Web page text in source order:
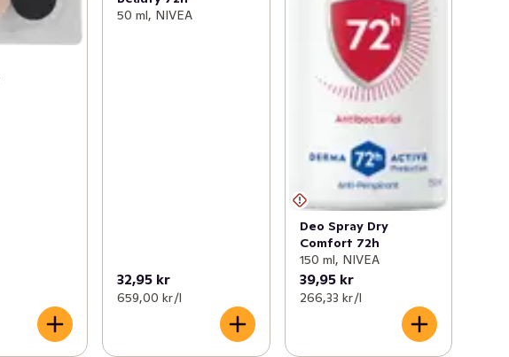
50 ml, NIVEA
32,95 kr
659,00 kr /l
Deo Spray Dry
Comfort 72h
150 ml, NIVEA
39,95 kr
266,33 kr /l